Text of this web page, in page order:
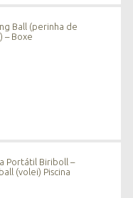
Ball (perinha de
– Boxe
Portátil Biriboll –
(volei) Piscina